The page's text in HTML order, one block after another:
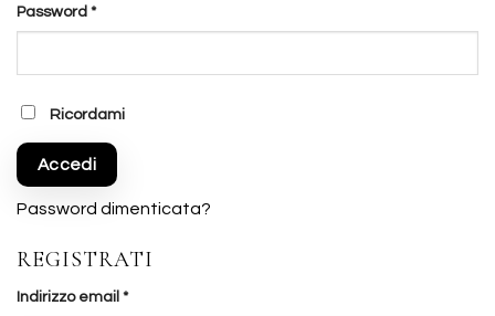
Password *Richiesto
Ricordami
Accedi
Password dimenticata?
REGISTRATI
Indirizzo email *Richiesto